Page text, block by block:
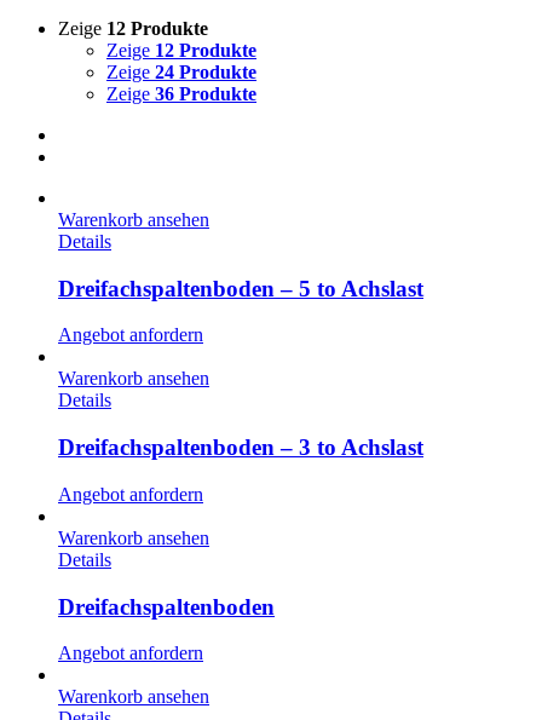
Zeige 12 Produkte
Zeige 12 Produkte
Zeige 24 Produkte
Zeige 36 Produkte
Warenkorb ansehen
Details
Dreifachspaltenboden – 5 to Achslast
Angebot anfordern
Warenkorb ansehen
Details
Dreifachspaltenboden – 3 to Achslast
Angebot anfordern
Warenkorb ansehen
Details
Dreifachspaltenboden
Angebot anfordern
Warenkorb ansehen